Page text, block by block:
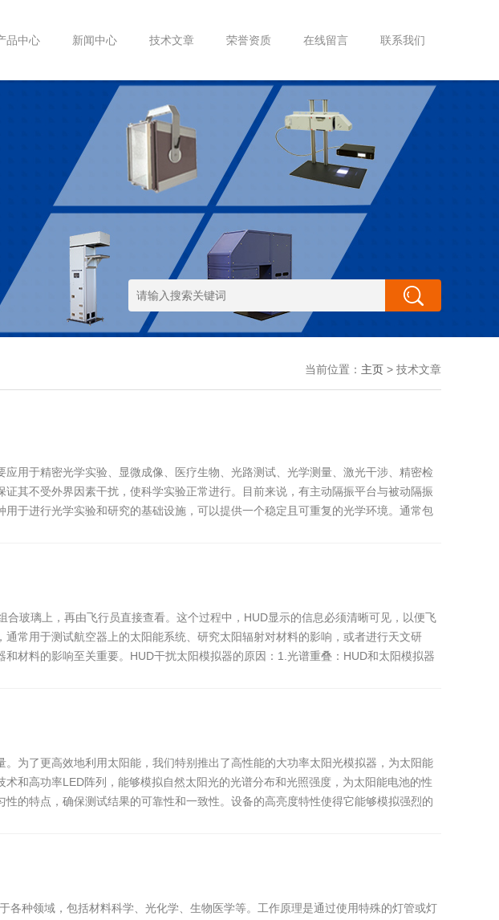
品中心 新闻中心 技术文章 荣誉资质 在线留言 联系我们
当前位置： 主页 > 技术文章
用于精密光学实验、显微成像、医疗生物、光路测试、光学测量、激光干涉、精密检
其不受外界因素干扰，使科学实验正常进行。目前来说，有主动隔振平台与被动隔振
于进行光学实验和研究的基础设施，可以提供一个稳定且可重复的光学环境。通常包
玻璃上，再由飞行员直接查看。这个过程中，HUD显示的信息必须清晰可见，以便飞
常用于测试航空器上的太阳能系统、研究太阳辐射对材料的影响，或者进行天文研
材料的影响至关重要。HUD干扰太阳模拟器的原因：1.光谱重叠：HUD和太阳模拟器
为了更高效地利用太阳能，我们特别推出了高性能的大功率太阳光模拟器，为太阳能
和高功率LED阵列，能够模拟自然太阳光的光谱分布和光照强度，为太阳能电池的性
的特点，确保测试结果的可靠性和一致性。设备的高亮度特性使得它能够模拟强烈的
种领域，包括材料科学、光化学、生物医学等。工作原理是通过使用特殊的灯管或灯